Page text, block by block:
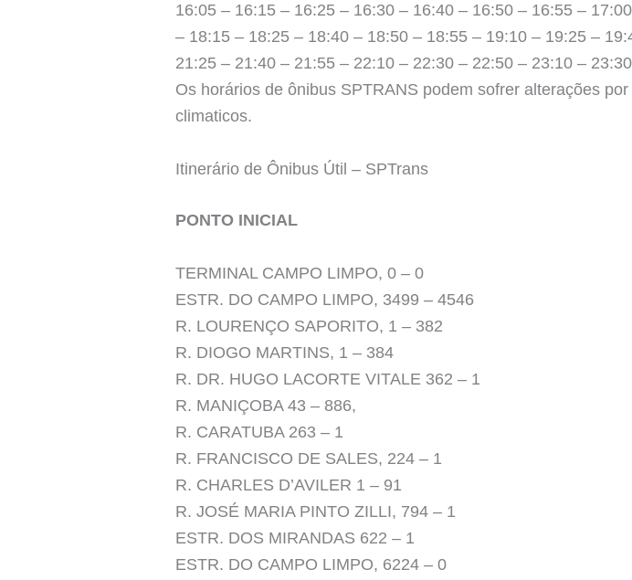
16:05 – 16:15 – 16:25 – 16:30 – 16:40 – 16:50 – 16:55 –
– 18:15 – 18:25 – 18:40 – 18:50 – 18:55 – 19:10 – 19:25 –
21:25 – 21:40 – 21:55 – 22:10 – 22:30 – 22:50 – 23:10 – 23:30
Os horários de ônibus SPTRANS podem sofrer alterações
climaticos.
Itinerário de Ônibus Útil – SPTrans
PONTO INICIAL
TERMINAL CAMPO LIMPO, 0 – 0
ESTR. DO CAMPO LIMPO, 3499 – 4546
R. LOURENÇO SAPORITO, 1 – 382
R. DIOGO MARTINS, 1 – 384
R. DR. HUGO LACORTE VITALE 362 – 1
R. MANIÇOBA 43 – 886,
R. CARATUBA 263 – 1
R. FRANCISCO DE SALES, 224 – 1
R. CHARLES D’AVILER 1 – 91
R. JOSÉ MARIA PINTO ZILLI, 794 – 1
ESTR. DOS MIRANDAS 622 – 1
ESTR. DO CAMPO LIMPO, 6224 – 0